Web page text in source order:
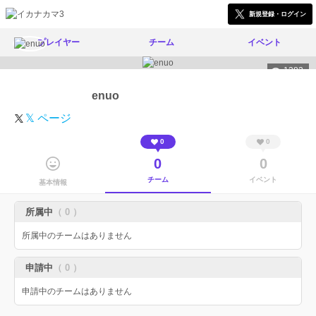
新規登録・ログイン
プレイヤー チーム イベント
1382
enuo
𝕏 ページ
基本情報
0
0
チーム
0
0
イベント
所属中 （ 0 ）
所属中のチームはありません
申請中 （ 0 ）
申請中のチームはありません